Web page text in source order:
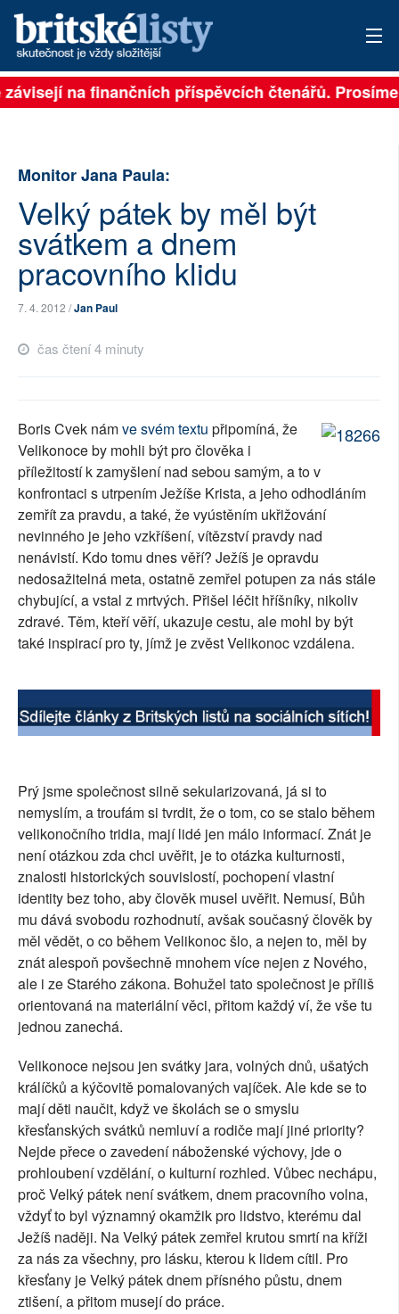
PŘIHLÁSIT
ARCHIV
ROZHOVORY
TÉMATA
AUTOŘI
SOCIÁLNÍ SÍTĚ
RUBRIKY
PLNÁ VERZE STRÁNEK
na finančních příspěvcích čtenářů.
Monitor Jana Paula:
Velký pátek by měl být
svátkem a dnem
pracovního klidu
7. 4. 2012 /Jan Paul
čas čtení 4 minuty
Boris Cvek námve svém textu připomíná, že
Velikonoce by mohli být pro člověka i
příležitostí k zamyšlení nad sebou samým, a to v
konfrontaci s utrpením Ježíše Krista, a jeho odhodláním
zemřít za pravdu, a také, že vyústěním ukřižování
nevinného je jeho vzkříšení, vítězství pravdy nad
nenávistí. Kdo tomu dnes věří? Ježíš je opravdu
nedosažitelná meta, ostatně zemřel potupen za nás stále
chybující, a vstal z mrtvých. Přišel léčit hříšníky, nikoliv
zdravé. Těm, kteří věří, ukazuje cestu, ale mohl by být
také inspirací pro ty, jímž je zvěst Velikonoc vzdálena.
Prý jsme společnost silně sekularizovaná, já si to
nemyslím, a troufám si tvrdit, že o tom, co se stalo během
velikonočního tridia, mají lidé jen málo informací. Znát je
není otázkou zda chci uvěřit, je to otázka kulturnosti,
znalosti historických souvislostí, pochopení vlastní
identity bez toho, aby člověk musel uvěřit. Nemusí, Bůh
mu dává svobodu rozhodnutí, avšak současný člověk by
měl vědět, o co během Velikonoc šlo, a nejen to, měl by
znát alespoň povšechně mnohem více nejen z Nového,
ale i ze Starého zákona. Bohužel tato společnost je příliš
orientovaná na materiální věci, přitom každý ví, že vše tu
jednou zanechá.
Velikonoce nejsou jen svátky jara, volných dnů, ušatých
králíčků a kýčovitě pomalovaných vajíček. Ale kde se to
mají děti naučit, když ve školách se o smyslu
křesťanských svátků nemluví a rodiče mají jiné priority?
Nejde přece o zavedení náboženské výchovy, jde o
prohloubení vzdělání, o kulturní rozhled. Vůbec nechápu,
proč Velký pátek není svátkem, dnem pracovního volna,
vždyť to byl významný okamžik pro lidstvo, kterému dal
Ježíš naději. Na Velký pátek zemřel krutou smrtí na kříži
za nás za všechny, pro lásku, kterou k lidem cítil. Pro
křesťany je Velký pátek dnem přísného půstu, dnem
ztišení, a přitom musejí do práce.